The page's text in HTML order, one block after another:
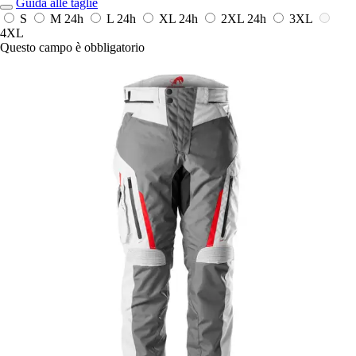
Guida alle taglie
S
M 24h L 24h XL 24h 2XL 24h
3XL
4XL
Questo campo è obbligatorio